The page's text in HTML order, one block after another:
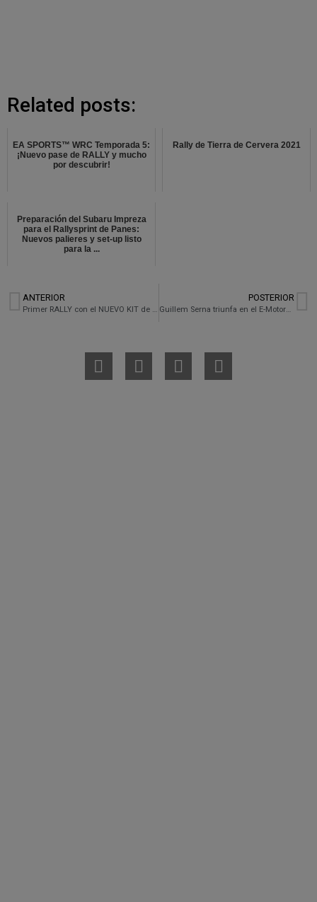
Related posts:
EA SPORTS™ WRC Temporada 5:
¡Nuevo pase de RALLY y mucho
por descubrir!
Rally de Tierra de Cervera 2021
Preparación del Subaru Impreza
para el Rallysprint de Panes:
Nuevos palieres y set-up listo
para la ...
ANTERIOR
Primer RALLY con el NUEVO KIT de ASFALTO del SUBARU
POSTERIOR
Guillem Serna triunfa en el E-Motorsport Show con una exhibición inolvidable